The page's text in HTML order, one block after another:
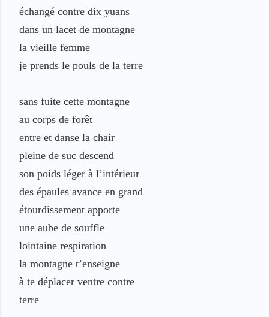
échangé contre dix yuans
dans un lacet de montagne
la vieille femme
je prends le pouls de la terre
sans fuite cette montagne
au corps de forêt
entre et danse la chair
pleine de suc descend
son poids léger à l’intérieur
des épaules avance en grand
étourdissement apporte
une aube de souffle
lointaine respiration
la montagne t’enseigne
à te déplacer ventre contre
terre